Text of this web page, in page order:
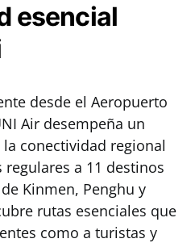
esencial
desde el Aeropuerto
Air desempeña un
conectividad regional
regulares a 11 destinos
Kinmen, Penghu y
rutas esenciales que
como a turistas y